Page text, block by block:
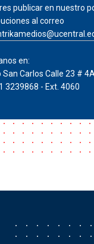
publicar en nuestro
al correo
en:
San Carlos Calle 23 #
3239868 - Ext. 4060